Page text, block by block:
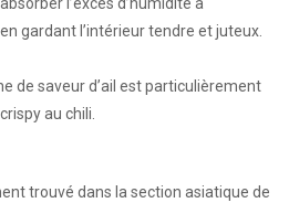
gardant l’intérieur tendre et juteux.
de saveur d’ail est particulièrement
au chili.
trouvé dans la section asiatique de